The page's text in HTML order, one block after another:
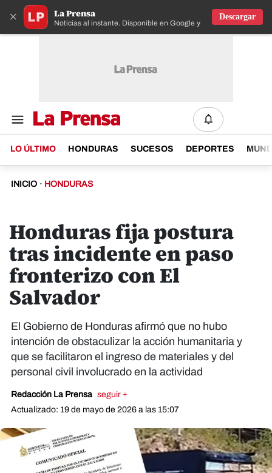
× La Prensa
Noticias al instante. Disponible en Google y IOS
Descargar
LO ÚLTIMO HONDURAS SUCESOS DEPORTES
INICIO · HONDURAS
Honduras fija postura
tras incidente en paso
fronterizo con El
Salvador
El Gobierno de Honduras afirmó que no hubo
intención de obstaculizar la acción humanitaria y
que se facilitaron el ingreso de materiales y del
personal civil involucrado en la actividad
Redacción La Prensa seguir +
Actualizado: 19 de mayo de 2026 a las 15:07